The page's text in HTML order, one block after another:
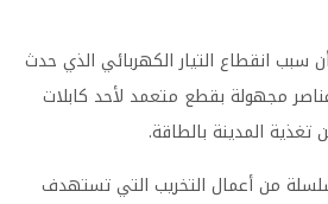
سبب انقطاع التيار الكهربائي الذي حدث
مجهولة بقطع متعمد لأحد كابلات
المدينة بالطاقة.
من أعمال التخريب التي تستهدف